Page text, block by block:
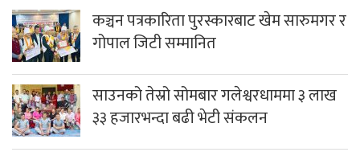
कञ्चन पत्रकारिता पुरस्कारबाट खेम सारुमगर र
गोपाल जिटी सम्मानित
साउनको तेस्रो सोमबार गलेश्वरधाममा ३ लाख
३३ हजारभन्दा बढी भेटी संकलन